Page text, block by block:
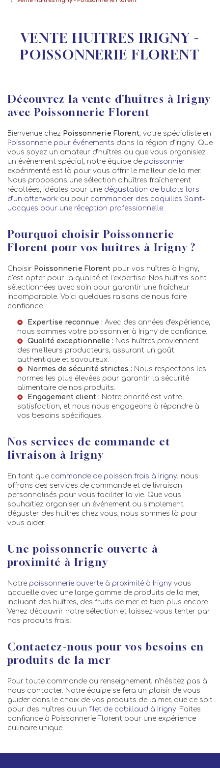
VENTE HUITRES IRIGNY -
POISSONNERIE FLORENT
Découvrez la vente d'huîtres à Irigny
avec Poissonnerie Florent
Bienvenue chez Poissonnerie Florent, votre spécialiste en
Poissonnerie pour événements dans la région d'Irigny. Que
vous soyez un amateur d'huîtres ou que vous organisiez
un événement spécial, notre équipe de poissonnier
expérimenté est là pour vous offrir le meilleur de la mer.
Nous proposons une sélection d'huîtres fraîchement
récoltées, idéales pour une dégustation de bulots lors
d’un afterwork ou pour commander des coquilles Saint-
Jacques pour une réception professionnelle.
Pourquoi choisir Poissonnerie
Florent pour vos huîtres à Irigny ?
Choisir Poissonnerie Florent pour vos huîtres à Irigny,
c'est opter pour la qualité et l'expertise. Nos huîtres sont
sélectionnées avec soin pour garantir une fraîcheur
incomparable. Voici quelques raisons de nous faire
confiance :
Expertise reconnue : Avec des années d'expérience,
nous sommes votre poissonnier à Irigny de confiance.
Qualité exceptionnelle : Nos huîtres proviennent
des meilleurs producteurs, assurant un goût
authentique et savoureux.
Normes de sécurité strictes : Nous respectons les
normes les plus élevées pour garantir la sécurité
alimentaire de nos produits.
Engagement client : Notre priorité est votre
satisfaction, et nous nous engageons à répondre à
vos besoins spécifiques.
Nos services de commande et
livraison à Irigny
En tant que commande de poisson frais à Irigny, nous
offrons des services de commande et de livraison
personnalisés pour vous faciliter la vie. Que vous
souhaitiez organiser un événement ou simplement
déguster des huîtres chez vous, nous sommes là pour
vous aider.
Une poissonnerie ouverte à
proximité à Irigny
Notre poissonnerie ouverte à proximité à Irigny vous
accueille avec une large gamme de produits de la mer,
incluant des huîtres, des fruits de mer et bien plus encore.
Venez découvrir notre sélection et laissez-vous tenter par
nos produits frais.
Contactez-nous pour vos besoins en
produits de la mer
Pour toute commande ou renseignement, n'hésitez pas à
nous contacter. Notre équipe se fera un plaisir de vous
guider dans le choix de vos produits de la mer, que ce soit
pour des huîtres ou un filet de cabillaud à Irigny. Faites
confiance à Poissonnerie Florent pour une expérience
culinaire unique.